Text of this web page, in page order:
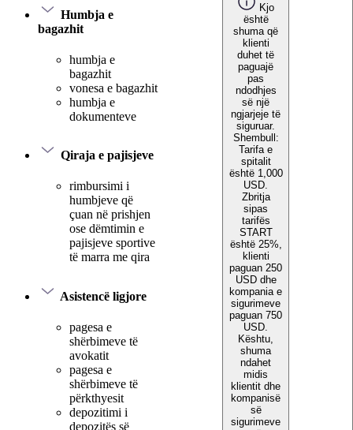
Humbja e
bagazhit
humbja e
bagazhit
vonesa e bagazhit
humbja e
dokumenteve
Qiraja e pajisjeve
rimbursimi i
humbjeve që
çuan në prishjen
ose dëmtimin e
pajisjeve sportive
të marra me qira
Asistencë ligjore
pagesa e
shërbimeve të
avokatit
pagesa e
shërbimeve të
përkthyesit
depozitimi i
depozitës së
Kjo
është
shuma që
klienti
duhet të
paguajë
pas
ndodhjes
së një
ngjarjeje të
siguruar.
Shembull:
Tarifa e
spitalit
është 1,000
USD.
Zbritja
sipas
tarifës
START
është 25%,
klienti
paguan 250
USD dhe
kompania e
sigurimeve
paguan 750
USD.
Kështu,
shuma
ndahet
midis
klientit dhe
kompanisë
së
sigurimeve